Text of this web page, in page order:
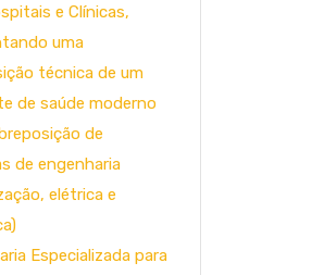
Especializada para